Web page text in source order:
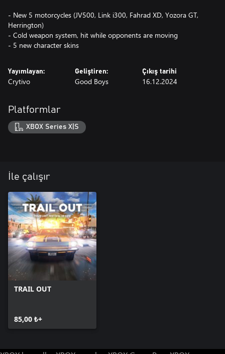
- New 5 motorcycles (JV500, Link i300, Fahrad XD, Yozora GT,
Herrington)
- Cold weapon system, hit while opponents are moving
- 5 new character skins
Yayımlayan:
Crytivo
Geliştiren:
Good Boys
Çıkış tarihi
16.12.2024
Platformlar
XBOX Series X|S
İle çalışır
TRAIL OUT
85,00 ₺+